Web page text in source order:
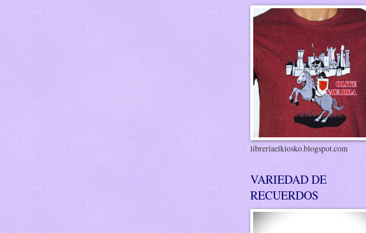
libreriaelkiosko.blogspot.com
VARIEDAD DE
RECUERDOS